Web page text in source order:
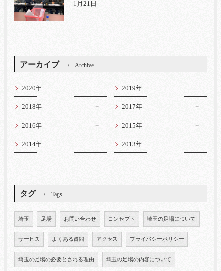
1月21日
アーカイブ Archive
2020年 2019年
2018年 2017年
2016年 2015年
2014年 2013年
タグ Tags
埼玉 足場 お問い合わせ コンセプト 埼玉の足場について
サービス よくある質問 アクセス プライバシーポリシー
埼玉の足場の必要とされる理由 埼玉の足場の内容について